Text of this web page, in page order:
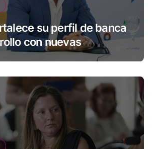
su perfil de banca
con nuevas
para familias y